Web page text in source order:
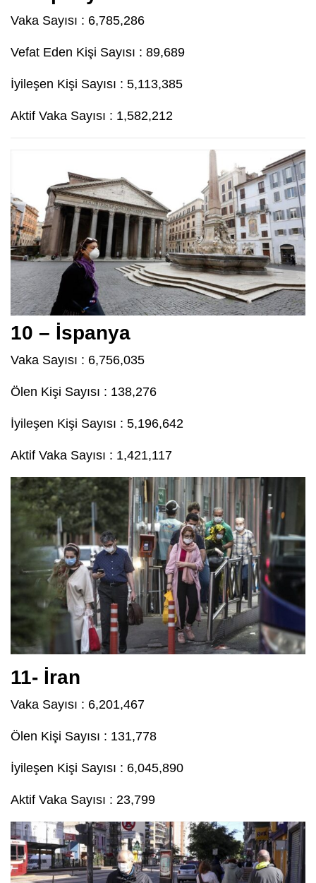
Vaka Sayısı : 6,785,286
Vefat Eden Kişi Sayısı : 89,689
İyileşen Kişi Sayısı : 5,113,385
Aktif Vaka Sayısı : 1,582,212
10 – İspanya
Vaka Sayısı : 6,756,035
Ölen Kişi Sayısı : 138,276
İyileşen Kişi Sayısı : 5,196,642
Aktif Vaka Sayısı : 1,421,117
11- İran
Vaka Sayısı : 6,201,467
Ölen Kişi Sayısı : 131,778
İyileşen Kişi Sayısı : 6,045,890
Aktif Vaka Sayısı : 23,799